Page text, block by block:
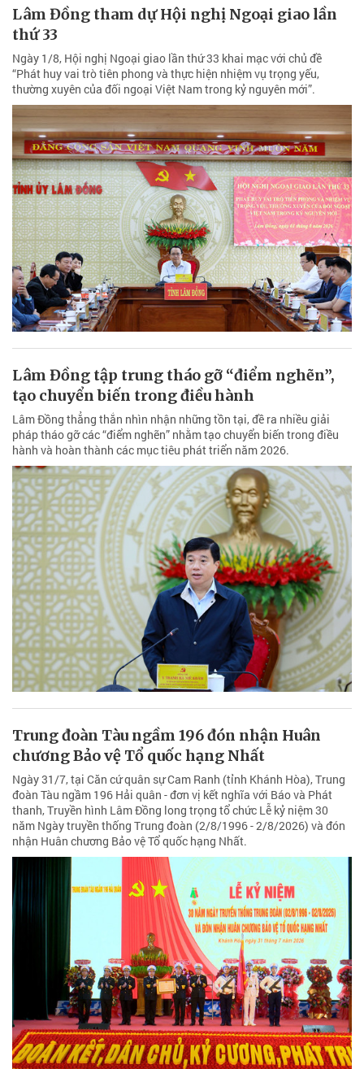
Lâm Đồng tham dự Hội nghị Ngoại giao lần
thứ 33
Ngày 1/8, Hội nghị Ngoại giao lần thứ 33 khai mạc với chủ đề
“Phát huy vai trò tiên phong và thực hiện nhiệm vụ trọng yếu,
thường xuyên của đối ngoại Việt Nam trong kỷ nguyên mới”.
Lâm Đồng tập trung tháo gỡ “điểm nghẽn”,
tạo chuyển biến trong điều hành
Lâm Đồng thẳng thắn nhìn nhận những tồn tại, đề ra nhiều giải
pháp tháo gỡ các “điểm nghẽn” nhằm tạo chuyển biến trong điều
hành và hoàn thành các mục tiêu phát triển năm 2026.
Trung đoàn Tàu ngầm 196 đón nhận Huân
chương Bảo vệ Tổ quốc hạng Nhất
Ngày 31/7, tại Căn cứ quân sự Cam Ranh (tỉnh Khánh Hòa), Trung
đoàn Tàu ngầm 196 Hải quân - đơn vị kết nghĩa với Báo và Phát
thanh, Truyền hình Lâm Đồng long trọng tổ chức Lễ kỷ niệm 30
năm Ngày truyền thống Trung đoàn (2/8/1996 - 2/8/2026) và đón
nhận Huân chương Bảo vệ Tổ quốc hạng Nhất.